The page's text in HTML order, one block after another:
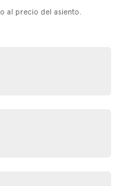
al precio del asiento.